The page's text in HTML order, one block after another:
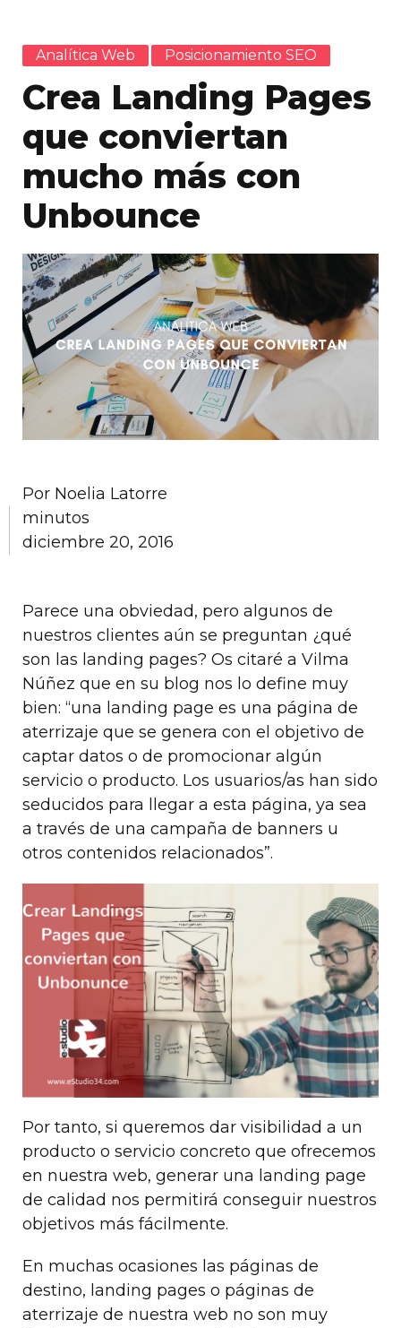
Analítica Web Posicionamiento SEO
Crea Landing Pages
que conviertan
mucho más con
Unbounce
Por Noelia Latorre
minutos
diciembre 20, 2016
Parece una obviedad, pero algunos de
nuestros clientes aún se preguntan ¿qué
son las landing pages? Os citaré a Vilma
Núñez que en su blog nos lo define muy
bien: “una landing page es una página de
aterrizaje que se genera con el objetivo de
captar datos o de promocionar algún
servicio o producto. Los usuarios/as han sido
seducidos para llegar a esta página, ya sea
a través de una campaña de banners u
otros contenidos relacionados”.
Por tanto, si queremos dar visibilidad a un
producto o servicio concreto que ofrecemos
en nuestra web, generar una landing page
de calidad nos permitirá conseguir nuestros
objetivos más fácilmente.
En muchas ocasiones las páginas de
destino, landing pages o páginas de
aterrizaje de nuestra web no son muy